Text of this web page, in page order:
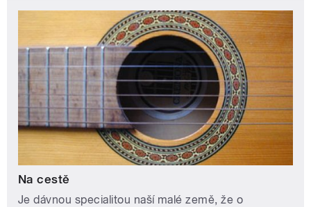
Na cestě
Je dávnou specialitou naší malé země, že o